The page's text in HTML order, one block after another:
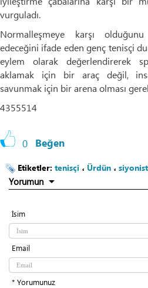
vurguladı.
Normalleşmeye karşı
edeceğini ifade eden genç tenisçi
eylem olarak değerlendirerek
aklamak için bir araç değil,
savunmak için bir arena olması
4355514
0 Beğen
Etiketler: tenisçi ، Ürdün ،
Yorumun
İsim
Email
* Yorumunuz